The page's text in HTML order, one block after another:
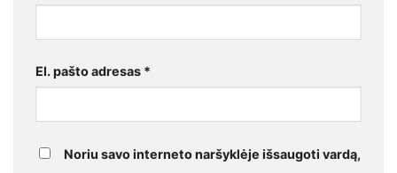
El. pašto adresas *
Noriu savo interneto naršyklėje išsaugoti vardą,